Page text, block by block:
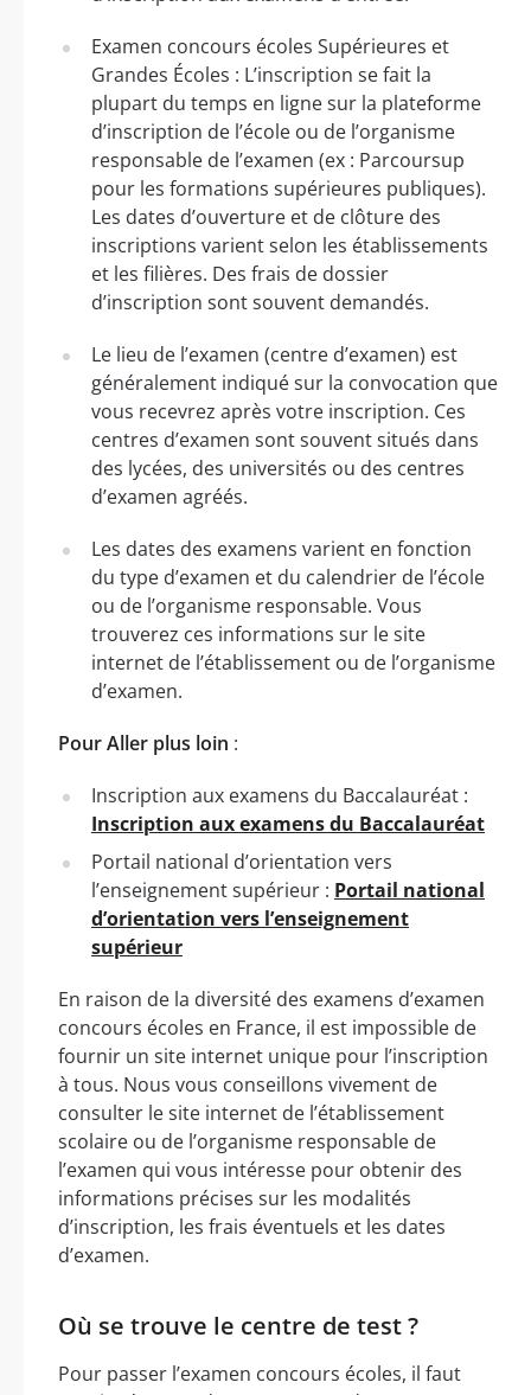
Examen concours écoles Supérieures et
Grandes Écoles : L’inscription se fait la
plupart du temps en ligne sur la plateforme
d’inscription de l’école ou de l’organisme
responsable de l’examen (ex : Parcoursup
pour les formations supérieures publiques).
Les dates d’ouverture et de clôture des
inscriptions varient selon les établissements
et les filières. Des frais de dossier
d’inscription sont souvent demandés.
Le lieu de l’examen (centre d’examen) est
généralement indiqué sur la convocation que
vous recevrez après votre inscription. Ces
centres d’examen sont souvent situés dans
des lycées, des universités ou des centres
d’examen agréés.
Les dates des examens varient en fonction
du type d’examen et du calendrier de l’école
ou de l’organisme responsable. Vous
trouverez ces informations sur le site
internet de l’établissement ou de l’organisme
d’examen.
Pour Aller plus loin :
Inscription aux examens du Baccalauréat :
Inscription aux examens du Baccalauréat
Portail national d’orientation vers
l’enseignement supérieur : Portail national
d’orientation vers l’enseignement
supérieur
En raison de la diversité des examens d’examen
concours écoles en France, il est impossible de
fournir un site internet unique pour l’inscription
à tous. Nous vous conseillons vivement de
consulter le site internet de l’établissement
scolaire ou de l’organisme responsable de
l’examen qui vous intéresse pour obtenir des
informations précises sur les modalités
d’inscription, les frais éventuels et les dates
d’examen.
Où se trouve le centre de test ?
Pour passer l’examen concours écoles, il faut